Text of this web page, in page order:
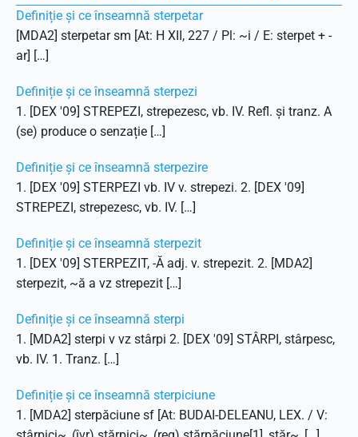
Definiție și ce înseamnă sterpetar
[MDA2] sterpetar sm [At: H XII, 227 / Pl: ~i / E: sterpet + -
ar] […]
Definiție și ce înseamnă sterpezi
1. [DEX '09] STREPEZI, strepezesc, vb. IV. Refl. și tranz. A
(se) produce o senzație […]
Definiție și ce înseamnă sterpezire
1. [DEX '09] STERPEZI vb. IV v. strepezi. 2. [DEX '09]
STREPEZI, strepezesc, vb. IV. […]
Definiție și ce înseamnă sterpezit
1. [DEX '09] STERPEZIT, -Ă adj. v. strepezit. 2. [MDA2]
sterpezit, ~ă a vz strepezit […]
Definiție și ce înseamnă sterpi
1. [MDA2] sterpi v vz stârpi 2. [DEX '09] STÂRPI, stârpesc,
vb. IV. 1. Tranz. […]
Definiție și ce înseamnă sterpiciune
1. [MDA2] sterpăciune sf [At: BUDAI-DELEANU, LEX. / V: